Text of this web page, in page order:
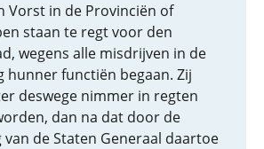
Vorst in de Provinciën of
staan te regt voor den
wegens alle misdrijven in de
hunner functiën begaan. Zij
deswege nimmer in regten
dan na dat door de
de Staten Generaal daartoe